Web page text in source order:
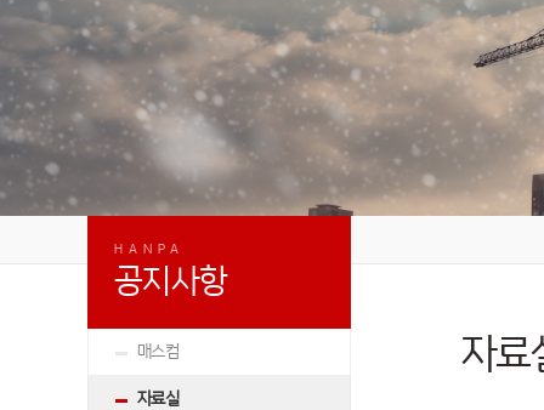
HANPA
공지사항
매스컴
자료실
자료